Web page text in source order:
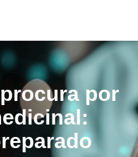
por